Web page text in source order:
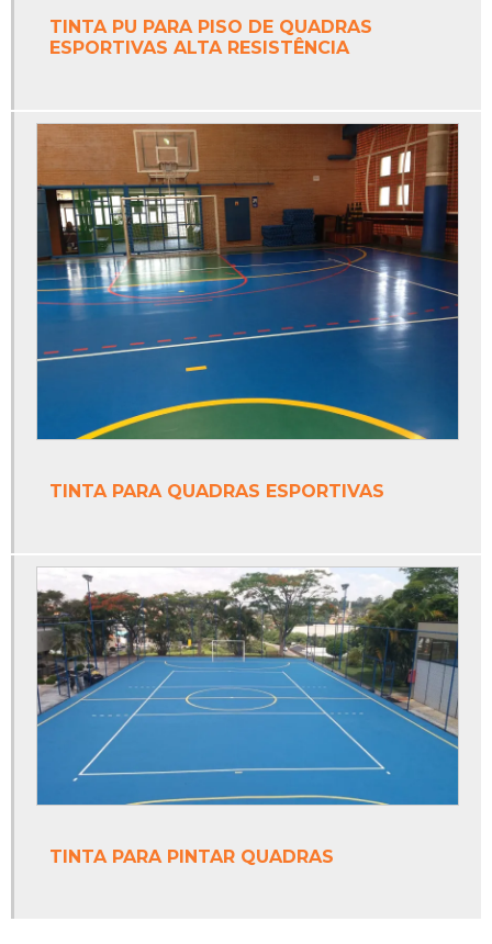
Fabricantes de redes de tenis
Piso monolítico antiderrapante
Piso monolítico área externa
Piso monolítico borracha
Piso monolítico emborrachado
Piso monolítico externo
Poste de vôlei oficial
Poste de vôlei profissional
Poste móvel para vôlei
Poste para rede de beach tennis
Poste para rede de vôlei
Poste para rede de vôlei oficial
Poste para rede de voleibol
TINTA PU PARA PISO DE QUADRAS
ESPORTIVAS ALTA RESISTÊNCIA
TINTA PARA QUADRAS ESPORTIVAS
TINTA PARA PINTAR QUADRAS